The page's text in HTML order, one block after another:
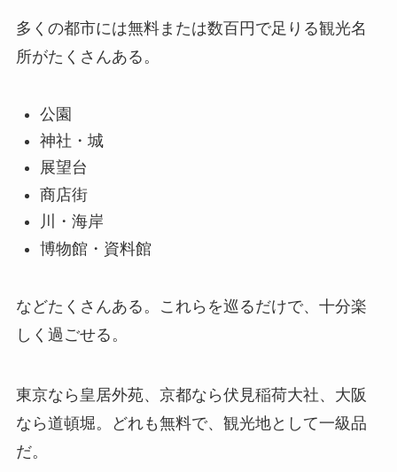
多くの都市には無料または数百円で足りる観光名
所がたくさんある。
公園
神社・城
展望台
商店街
川・海岸
博物館・資料館
などたくさんある。これらを巡るだけで、十分楽
しく過ごせる。
東京なら皇居外苑、京都なら伏見稲荷大社、大阪
なら道頓堀。どれも無料で、観光地として一級品
だ。